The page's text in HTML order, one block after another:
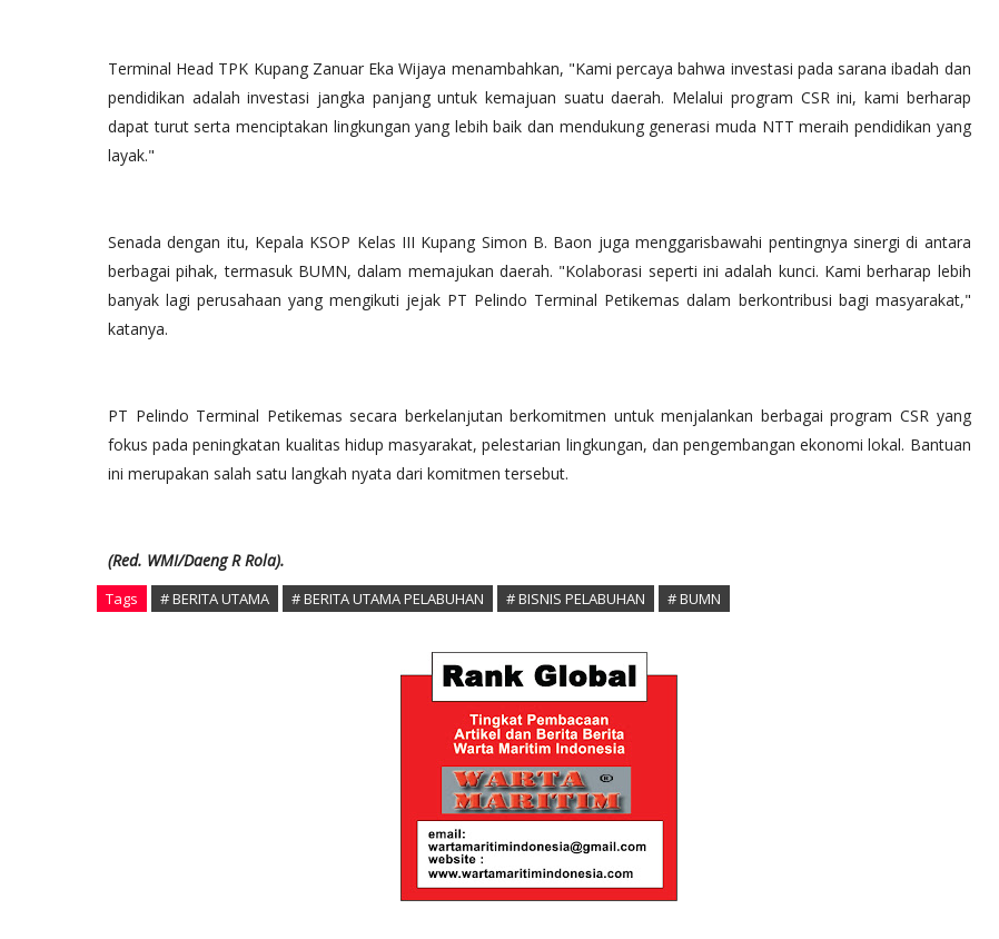
Terminal Head TPK Kupang Zanuar Eka Wijaya menambahkan, "Kami percaya bahwa investasi pada sarana ibadah dan
pendidikan adalah investasi jangka panjang untuk kemajuan suatu daerah. Melalui program CSR ini, kami berharap
dapat turut serta menciptakan lingkungan yang lebih baik dan mendukung generasi muda NTT meraih pendidikan yang
layak."
Senada dengan itu, Kepala KSOP Kelas III Kupang Simon B. Baon juga menggarisbawahi pentingnya sinergi di antara
berbagai pihak, termasuk BUMN, dalam memajukan daerah. "Kolaborasi seperti ini adalah kunci. Kami berharap lebih
banyak lagi perusahaan yang mengikuti jejak PT Pelindo Terminal Petikemas dalam berkontribusi bagi masyarakat,"
katanya.
PT Pelindo Terminal Petikemas secara berkelanjutan berkomitmen untuk menjalankan berbagai program CSR yang
fokus pada peningkatan kualitas hidup masyarakat, pelestarian lingkungan, dan pengembangan ekonomi lokal. Bantuan
ini merupakan salah satu langkah nyata dari komitmen tersebut.
(Red. WMI/Daeng R Rola).
Tags # BERITA UTAMA # BERITA UTAMA PELABUHAN # BISNIS PELABUHAN # BUMN